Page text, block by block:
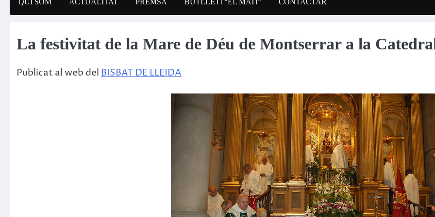
La festivitat de la Mare de Déu de Montserrar a la
Publicat al web del BISBAT DE LLEIDA